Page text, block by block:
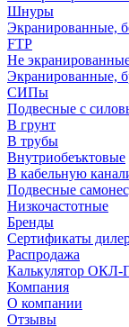
Шнуры
Экранированные,
FTP
Не
Экранированные,
СИПы
Подвесные с
В грунт
В трубы
Внутриобеъктовые
В кабельную
Подвесные
Низкочастотные
Бренды
Сертификаты
Распродажа
Калькулятор ОКЛ-
Компания
О компании
Отзывы